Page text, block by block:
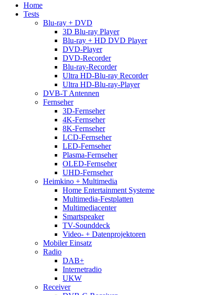
Close
Menu
Home
Tests
Blu-ray + DVD
3D Blu-ray Player
Blu-ray + HD DVD Player
DVD-Player
DVD-Recorder
Blu-ray-Recorder
Ultra HD-Blu-ray Recorder
Ultra HD-Blu-ray-Player
DVB-T Antennen
Fernseher
3D-Fernseher
4K-Fernseher
8K-Fernseher
LCD-Fernseher
LED-Fernseher
Plasma-Fernseher
OLED-Fernseher
UHD-Fernseher
Heimkino + Multimedia
Home Entertainment Systeme
Multimedia-Festplatten
Multimediacenter
Smartspeaker
TV-Sounddeck
Video- + Datenprojektoren
Mobiler Einsatz
Radio
DAB+
Internetradio
UKW
Receiver